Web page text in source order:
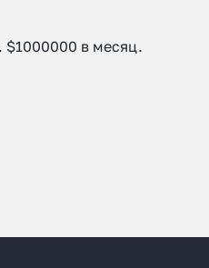
$1000000 в месяц.